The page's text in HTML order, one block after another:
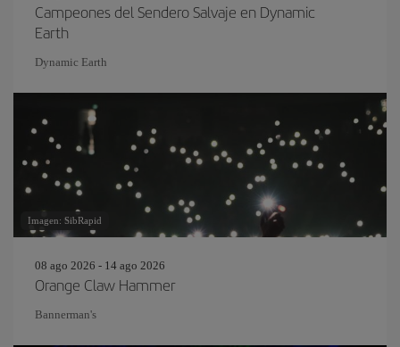
Campeones del Sendero Salvaje en Dynamic
Earth
Dynamic Earth
Imagen: SibRapid
08 ago 2026 - 14 ago 2026
Orange Claw Hammer
Bannerman's